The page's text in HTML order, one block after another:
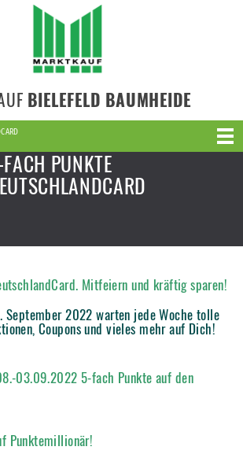
BIELEFELD BAUMHEIDE
PUNKTE
Mitfeiern und kräftig sparen!
September 2022 warten jede Woche tolle
Coupons und vieles mehr auf Dich!
03.09.2022 5-fach Punkte auf den
Punktemillionär!